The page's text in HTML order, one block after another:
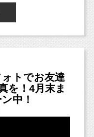
を決めたり、
っぱいに撮影し
の自宅兼スタジ
は、
に、表情もパッと
ん。
が
？
トでお友達
を！4月末ま
中！